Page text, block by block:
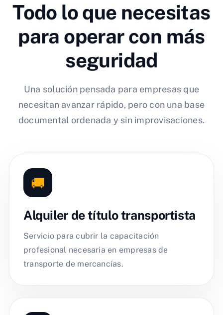
Todo lo que necesitas
para operar con más
seguridad
Una solución pensada para empresas que
necesitan avanzar rápido, pero con una base
documental ordenada y sin improvisaciones.
🚚
Alquiler de título transportista
Servicio para cubrir la capacitación
profesional necesaria en empresas de
transporte de mercancías.